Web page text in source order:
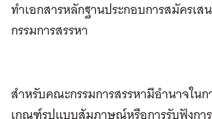
ทำเอกสารหลักฐานประกอบการสมัครเ
กรรมการสรรหา
สำหรับคณะกรรมการสรรหามีอำนาจใน
เกณฑ์รูปแบบสัมภาษณ์หรือการรับฟังกา